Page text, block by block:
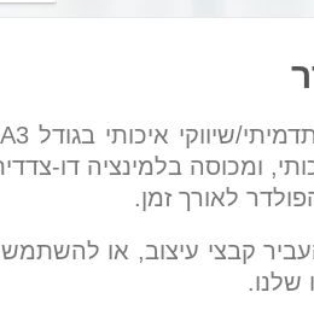
ומכוסה בלמינציה דו-
לאורך זמן.
קבצי עיצוב, או
שלנו.